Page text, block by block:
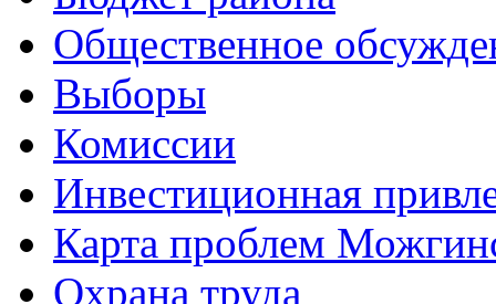
Общественное
Выборы
Комиссии
Инвестиционная
Карта проблем
Охрана труда